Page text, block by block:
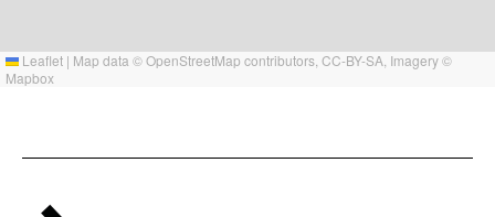
Leaflet | Map data ©OpenStreetMap contributors, CC-BY-SA , Imagery ©
Mapbox